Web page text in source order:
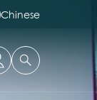
Chinese